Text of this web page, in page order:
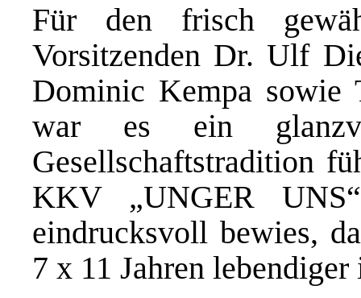
Für den frisch
Vorsitzenden Dr. Ulf
Dominic Kempa sowie
war es ein
Gesellschaftstradition
KKV „UNGER
eindrucksvoll bewies,
7 x 11 Jahren lebendiger